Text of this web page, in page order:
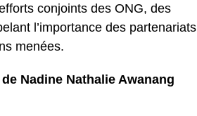
conjoints des ONG, des
l’importance des partenariats
menées.
Nadine Nathalie Awanang